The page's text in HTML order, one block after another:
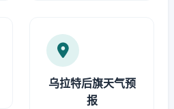
乌拉特后旗天气预
报